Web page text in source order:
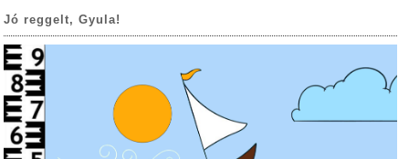
Jó reggelt, Gyula!